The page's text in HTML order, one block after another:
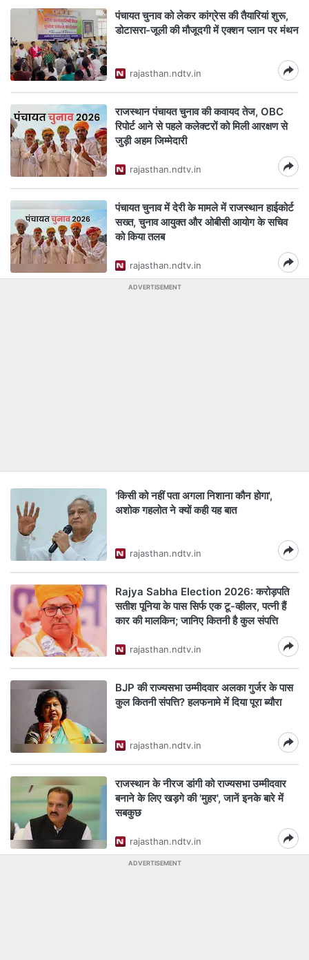
पंचायत चुनाव को लेकर कांग्रेस की तैयारियां शुरू,
डोटासरा-जूली की मौजूदगी में एक्शन प्लान पर मंथन
rajasthan.ndtv.in
राजस्थान पंचायत चुनाव की कवायद तेज, OBC
रिपोर्ट आने से पहले कलेक्टरों को मिली आरक्षण से
जुड़ी अहम जिम्मेदारी
rajasthan.ndtv.in
पंचायत चुनाव में देरी के मामले में राजस्थान हाईकोर्ट
सख्त, चुनाव आयुक्त और ओबीसी आयोग के सचिव
को किया तलब
rajasthan.ndtv.in
ADVERTISEMENT
'किसी को नहीं पता अगला निशाना कौन होगा',
अशोक गहलोत ने क्यों कही यह बात
rajasthan.ndtv.in
Rajya Sabha Election 2026: करोड़पति
सतीश पूनिया के पास सिर्फ एक टू-व्हीलर, पत्नी हैं
कार की मालकिन; जानिए कितनी है कुल संपत्ति
rajasthan.ndtv.in
BJP की राज्यसभा उम्मीदवार अलका गुर्जर के पास
कुल कितनी संपत्ति? हलफनामे में दिया पूरा ब्यौरा
rajasthan.ndtv.in
राजस्थान के नीरज डांगी को राज्यसभा उम्मीदवार
बनाने के लिए खड़गे की 'मुहर', जानें इनके बारे में
सबकुछ
rajasthan.ndtv.in
ADVERTISEMENT